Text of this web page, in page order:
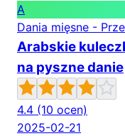
A
Dania mięsne -
Arabskie
na pyszne danie
4.4 (10 ocen)
2025-02-21